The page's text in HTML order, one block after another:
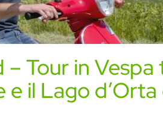
Tour in Vespa
e il Lago